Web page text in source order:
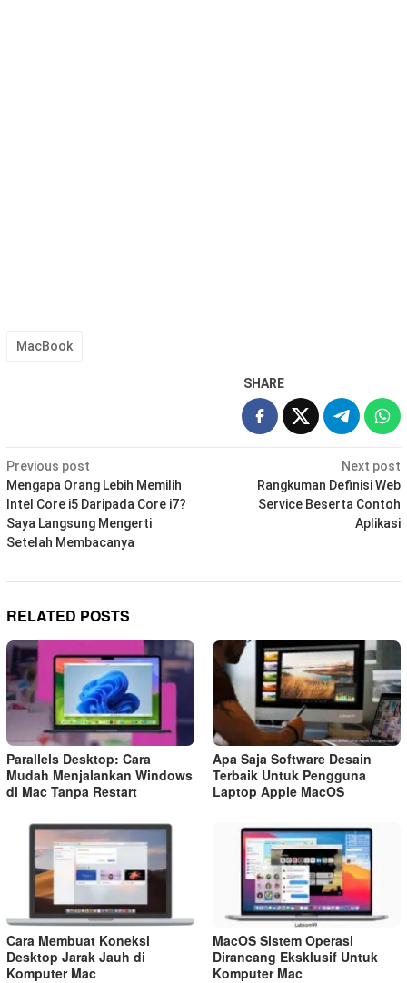
MacBook
SHARE
Post
navigation
Previous post
Mengapa Orang Lebih Memilih
Intel Core i5 Daripada Core i7?
Saya Langsung Mengerti
Setelah Membacanya
Next post
Rangkuman Definisi Web
Service Beserta Contoh
Aplikasi
RELATED POSTS
Parallels Desktop: Cara
Mudah Menjalankan Windows
di Mac Tanpa Restart
Apa Saja Software Desain
Terbaik Untuk Pengguna
Laptop Apple MacOS
Cara Membuat Koneksi
Desktop Jarak Jauh di
Komputer Mac
MacOS Sistem Operasi
Dirancang Eksklusif Untuk
Komputer Mac